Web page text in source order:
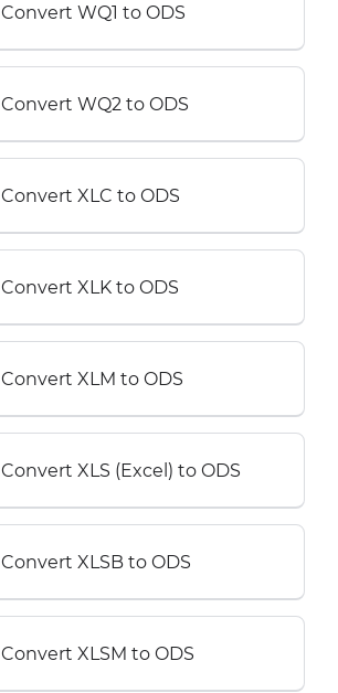
Convert WQ1 to ODS
Convert WQ2 to ODS
Convert XLC to ODS
Convert XLK to ODS
Convert XLM to ODS
Convert XLS (Excel) to ODS
Convert XLSB to ODS
Convert XLSM to ODS